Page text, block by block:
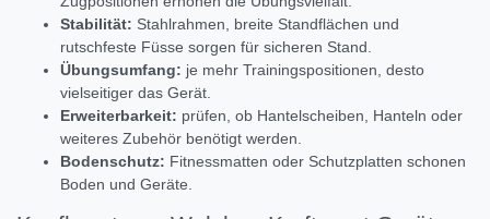
Stabilität: Stahlrahmen, breite Standflächen und
rutschfeste Füsse sorgen für sicheren Stand.
Übungsumfang: je mehr Trainingspositionen, desto
vielseitiger das Gerät.
Erweiterbarkeit: prüfen, ob Hantelscheiben, Hanteln oder
weiteres Zubehör benötigt werden.
Bodenschutz: Fitnessmatten oder Schutzplatten schonen
Boden und Geräte.